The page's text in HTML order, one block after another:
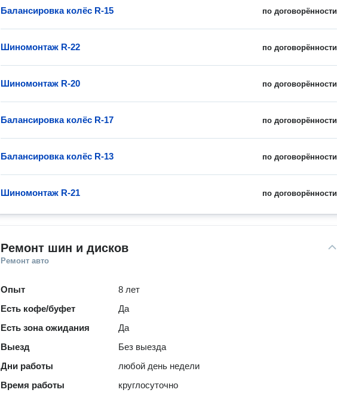
по договорённости
Балансировка колёс R-15
по договорённости
Шиномонтаж R-22
по договорённости
Шиномонтаж R-20
по договорённости
Балансировка колёс R-17
по договорённости
Балансировка колёс R-13
по договорённости
Шиномонтаж R-21
Ремонт шин и дисков
Ремонт авто
Опыт
8 лет
Есть кофе/буфет
Да
Есть зона ожидания
Да
Выезд
Без выезда
Дни работы
любой день недели
Время работы
круглосуточно